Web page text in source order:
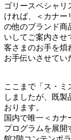
ゴリースペシャリ
ければ、＜カナー
の他のブランド商
いしてご案内させ
客さまのお手を煩
お手伝いさせてい
ここまで「ス・ミ
しましたが、既製
おります。
国内で唯一＜カナ
プログラムを展開